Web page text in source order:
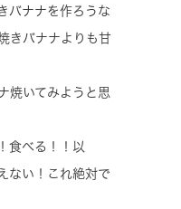
バナナを作ろうな
きバナナよりも甘
焼いてみようと思
食べる！！以
ない！これ絶対で